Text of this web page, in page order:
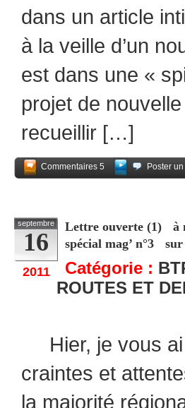
dans un article
à la veille d’un
est dans une «
projet de
recueillir […]
Commentaires 5
Poster
septembre
16
2011
Lettre ouverte (1) à
spécial mag’ n°3
Catégorie :
ROUTES ET
Hier, je vous ai
craintes et
la majorité